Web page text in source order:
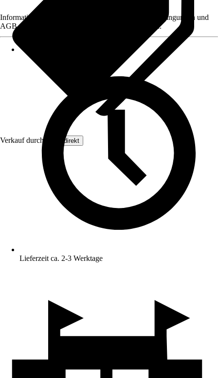
Verkauf durch: Floordirekt
Informationen des Verkäufers, wie z. B. Rückgabebedingungen und
AGB, finden Sie bei Klick auf den Verkäufernamen.
Lieferzeit ca. 2-3 Werktage